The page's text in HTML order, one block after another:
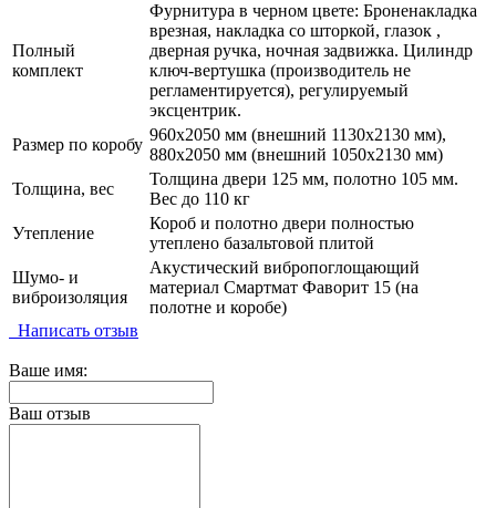
Полный
комплект
Фурнитура в черном цвете: Броненакладка
врезная, накладка со шторкой, глазок ,
дверная ручка, ночная задвижка. Цилиндр
ключ-вертушка (производитель не
регламентируется), регулируемый
эксцентрик.
Размер по коробу
960х2050 мм (внешний 1130х2130 мм),
880х2050 мм (внешний 1050х2130 мм)
Толщина, вес
Толщина двери 125 мм, полотно 105 мм.
Вес до 110 кг
Утепление
Короб и полотно двери полностью
утеплено базальтовой плитой
Шумо- и
виброизоляция
Акустический вибропоглощающий
материал Смартмат Фаворит 15 (на
полотне и коробе)
Написать отзыв
Ваше имя:
Ваш отзыв